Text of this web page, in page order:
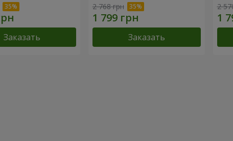
Заказать
2 768 грн
Заказать
2